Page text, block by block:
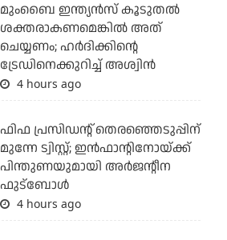
മുംബൈ ഇന്ത്യന്‍സ് കൂടുതല്‍
ശക്തരാകണമെങ്കില്‍ അത്
ചെയ്യണം; ഹര്‍ദിക്കിന്റെ
ട്രേഡിനെക്കുറിച്ച് അശ്വിന്‍
4 hours ago
ഫിഫ പ്രസിഡന്റ് തെരഞ്ഞെടുപ്പിന്
മുന്നേ ട്വിസ്റ്റ്; ഇന്‍ഫാന്റിനോയ്ക്ക്
പിന്തുണയുമായി അര്‍ജന്റീന
ഫുട്‌ബോള്‍
4 hours ago